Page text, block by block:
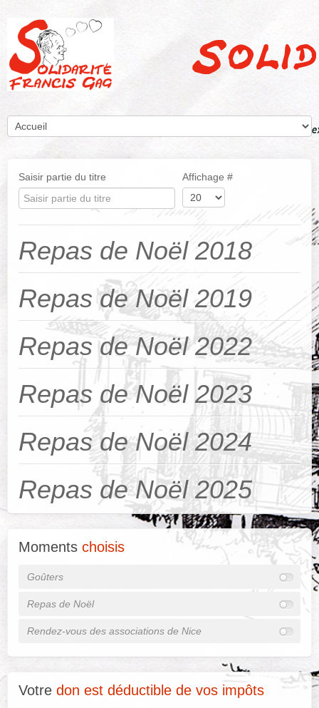
Saisir partie du titre Affichage #
Repas de Noël 2018
Repas de Noël 2019
Repas de Noël 2022
Repas de Noël 2023
Repas de Noël 2024
Repas de Noël 2025
Moments choisis
Goûters
Repas de Noël
Rendez-vous des associations de Nice
Votre don est déductible de vos impôts